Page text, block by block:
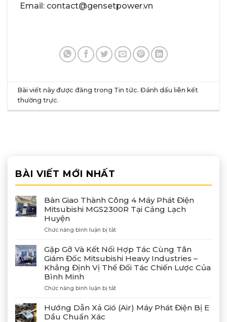
Email: contact@gensetpower.vn
Bài viết này được đăng trong Tin tức. Đánh dấu liên kết
thường trực.
BÀI VIẾT MỚI NHẤT
Bàn Giao Thành Công 4 Máy Phát Điện
Mitsubishi MGS2300R Tại Cảng Lạch
Huyện
Chức năng bình luận bị tắtở
Giao
Thành
Công
4
Phát
MGS2300R
Gặp Gỡ Và Kết Nối Hợp Tác Cùng Tân
Giám Đốc Mitsubishi Heavy Industries –
Khẳng Định Vị Thế Đối Tác Chiến Lược Của
Bình Minh
Chức năng bình luận bị tắtở
Gỡ
Và
Hướng Dẫn Xả Gió (Air) Máy Phát Điện Bị E
Dầu Chuẩn Xác